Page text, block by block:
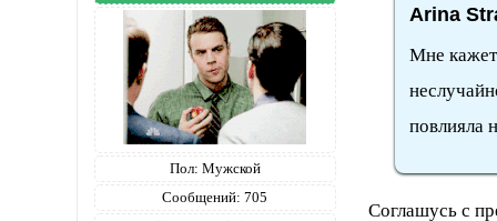
Пол: Мужской
Сообщений: 705
Arina
Мне
повлияла
Соглашусь с